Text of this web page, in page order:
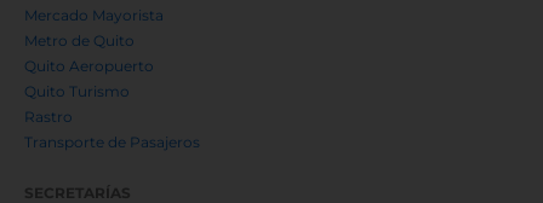
Mercado Mayorista
Metro de Quito
Quito Aeropuerto
Quito Turismo
Rastro
Transporte de Pasajeros
SECRETARÍAS